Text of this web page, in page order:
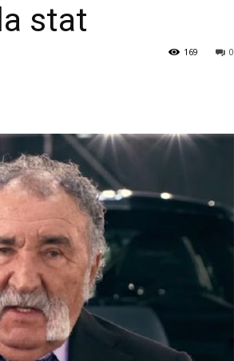
stat
0
169